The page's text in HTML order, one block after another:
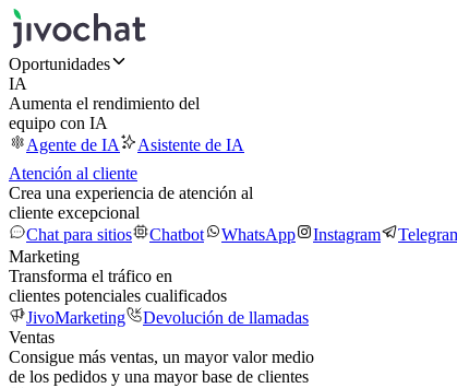
Oportunidades
IA
Aumenta el rendimiento del
equipo con IA
Agente de IA
Asistente de IA
Atención al cliente
Crea una experiencia de atención al
cliente excepcional
Chat para sitios
Chatbot WhatsApp Instagram
Marketing
Transforma el tráfico en
clientes potenciales cualificados
JivoMarketing
Devolución de llamadas
Ventas
Consigue más ventas, un mayor valor medio
de los pedidos y una mayor base de clientes